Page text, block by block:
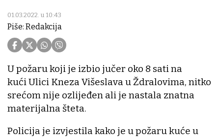
01.03.2022. u 10:43
Piše: Redakcija
U požaru koji je izbio jučer oko 8 sati na
kući Ulici Kneza Višeslava u Ždralovima, nitko
srećom nije ozlijeđen ali je nastala znatna
materijalna šteta.
Policija je izvjestila kako je u požaru kuće u